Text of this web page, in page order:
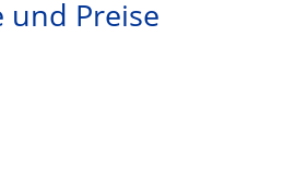
und Preise